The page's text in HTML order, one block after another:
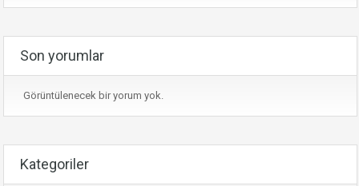
Son yorumlar
Görüntülenecek bir yorum yok.
Kategoriler